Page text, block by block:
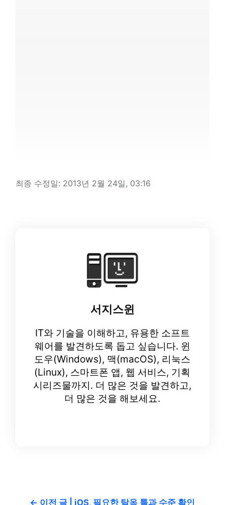
최종 수정일: 2013년 2월 24일, 03:16
서지스윈
IT와 기술을 이해하고, 유용한 소프트
웨어를 발견하도록 돕고 싶습니다. 윈
도우(Windows), 맥(macOS), 리눅스
(Linux), 스마트폰 앱, 웹 서비스, 기획
시리즈물까지. 더 많은 것을 발견하고,
더 많은 것을 해보세요.
← 이전 글 | iOS, 필요한 탈옥 툴과 수준 확인